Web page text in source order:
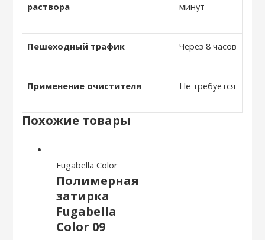
раствора
минут
Пешеходный трафик Через 8 часов
Применение очистителя Не требуется
Похожие товары
Fugabella Color
Полимерная
затирка
Fugabella
Color 09